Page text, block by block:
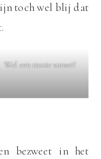
toch wel blij dat
Wel een mooie sunset!
bezweet in het